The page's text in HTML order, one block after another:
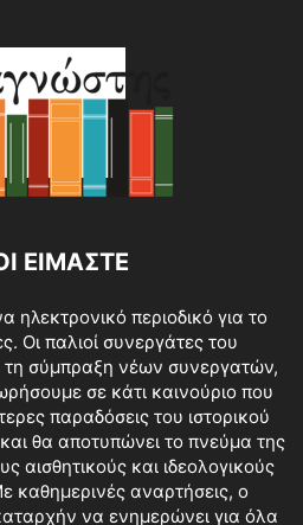
ΕΙΜΑΣΤΕ
ηλεκτρονικό περιοδικό για το
Οι παλιοί συνεργάτες του
τη σύμπραξη νέων συνεργατών,
σε κάτι καινούριο που
παραδόσεις του ιστορικού
θα αποτυπώνει το πνεύμα της
αισθητικούς και ιδεολογικούς
καθημερινές αναρτήσεις, ο
να ενημερώνει για όλα